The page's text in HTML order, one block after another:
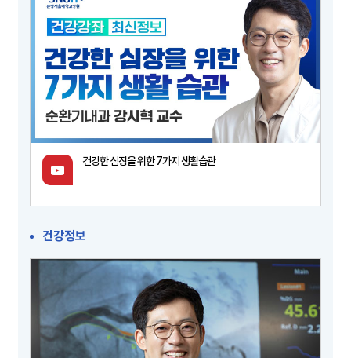
건강한 심장을 위한 7가지 생활습관
건강정보